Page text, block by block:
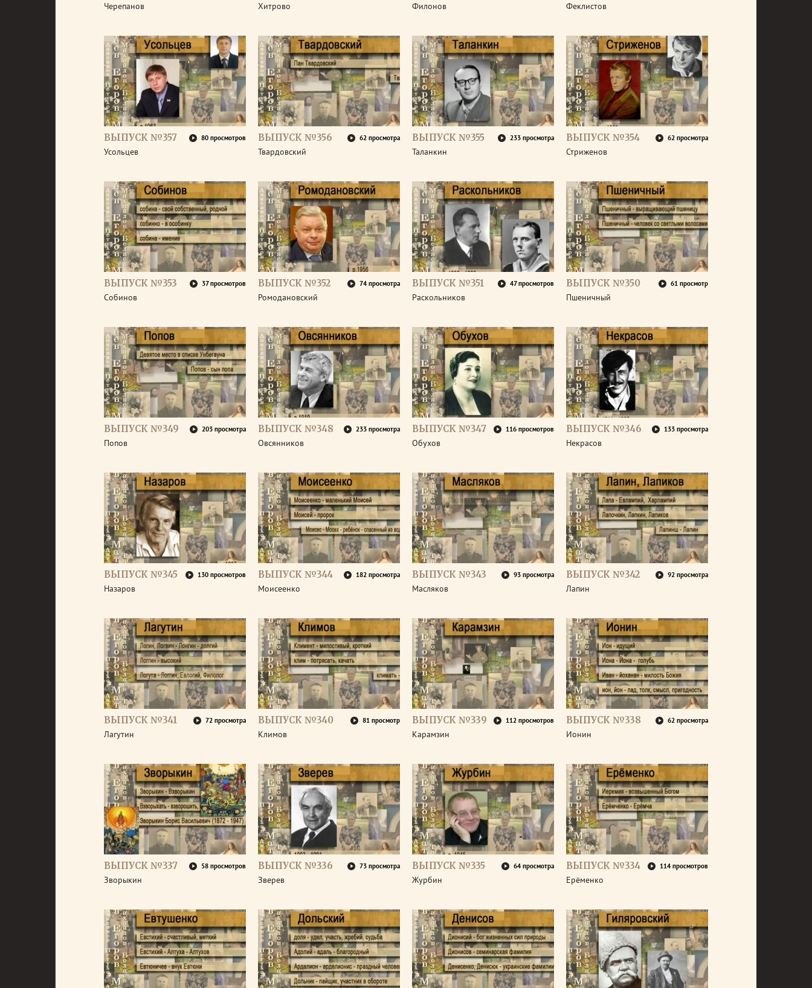
Черепанов Хитрово Филонов Феклистов
ВЫПУСК №357 80 просмотров
Усольцев
ВЫПУСК №356 62 просмотра
Твардовский
ВЫПУСК №355 233 просмотра
Таланкин
ВЫПУСК №354 62 просмотра
Стриженов
ВЫПУСК №353 37 просмотров
Собинов
ВЫПУСК №352 74 просмотра
Ромодановский
ВЫПУСК №351 47 просмотров
Раскольников
ВЫПУСК №350 61 просмотр
Пшеничный
ВЫПУСК №349 203 просмотра
Попов
ВЫПУСК №348 233 просмотра
Овсянников
ВЫПУСК №347 116 просмотров
Обухов
ВЫПУСК №346 133 просмотра
Некрасов
ВЫПУСК №345 130 просмотров
Назаров
ВЫПУСК №344 182 просмотра
Моисеенко
ВЫПУСК №343 93 просмотра
Масляков
ВЫПУСК №342 92 просмотра
Лапин
ВЫПУСК №341 72 просмотра
Лагутин
ВЫПУСК №340 81 просмотр
Климов
ВЫПУСК №339 112 просмотров
Карамзин
ВЫПУСК №338 62 просмотра
Ионин
ВЫПУСК №337 58 просмотров
Зворыкин
ВЫПУСК №336 73 просмотра
Зверев
ВЫПУСК №335 64 просмотра
Журбин
ВЫПУСК №334 114 просмотров
Ерёменко